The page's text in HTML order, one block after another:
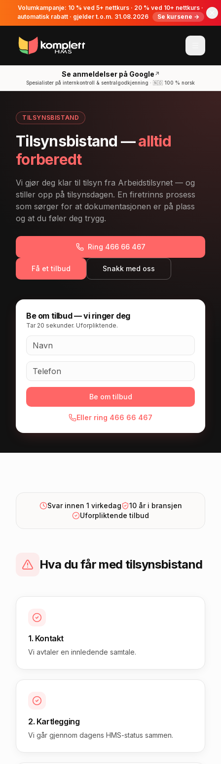
Volumkampanje: 10 % ved 5+ nettkurs · 20 % ved 10+ nettkurs ·
automatisk rabatt · gjelder t.o.m. 31.08.2026
Se kursene →
Se anmeldelser på Google ↗
Spesialister på internkontroll & sentralgodkjenning · 🇳🇴 100 % norsk
TILSYNSBISTAND
Tilsynsbistand —alltid
forberedt
Vi gjør deg klar til tilsyn fra Arbeidstilsynet — og
stiller opp på tilsynsdagen. En firetrinns prosess
som sørger for at dokumentasjonen er på plass
og at du føler deg trygg.
Ring 466 66 467
Få et tilbud Snakk med oss
Be om tilbud — vi ringer deg
Tar 20 sekunder. Uforpliktende.
Navn
Telefon
Be om tilbud
Eller ring 466 66 467
Svar innen 1 virkedag
10 år i bransjen
Uforpliktende tilbud
Hva du får med tilsynsbistand
1. Kontakt
Vi avtaler en innledende samtale.
2. Kartlegging
Vi går gjennom dagens HMS-status sammen.